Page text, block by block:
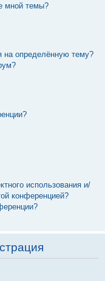
мной темы?
на определённую тему?
использования и/
конференцией?